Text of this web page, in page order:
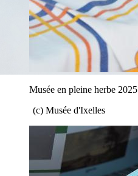
Musée en pleine herbe 2025
(c) Musée d'Ixelles